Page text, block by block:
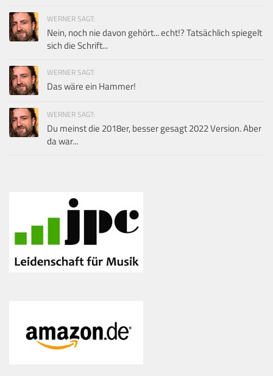
WERNER SAGT:
Nein, noch nie davon gehört... echt!? Tatsächlich spiegelt
sich die Schrift...
WERNER SAGT:
Das wäre ein Hammer!
WERNER SAGT:
Du meinst die 2018er, besser gesagt 2022 Version. Aber
da war...